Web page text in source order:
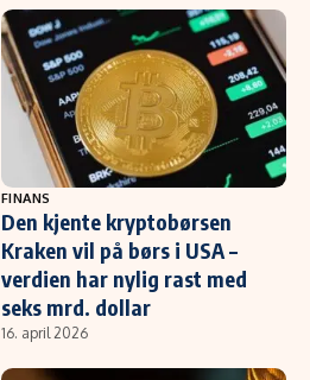
FINANS
Den kjente kryptobørsen
Kraken vil på børs i USA –
verdien har nylig rast med
seks mrd. dollar
16. april 2026